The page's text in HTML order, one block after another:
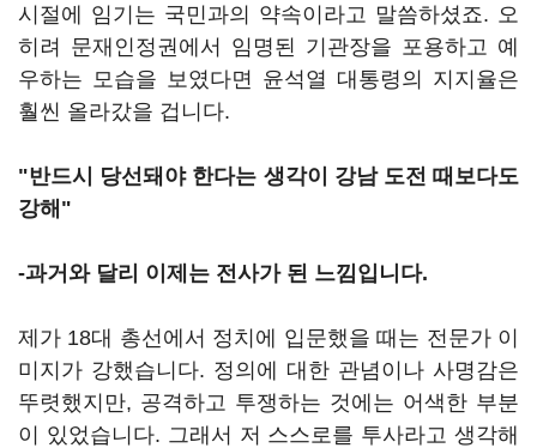
시절에 임기는 국민과의 약속이라고 말씀하셨죠. 오
히려 문재인정권에서 임명된 기관장을 포용하고 예
우하는 모습을 보였다면 윤석열 대통령의 지지율은
훨씬 올라갔을 겁니다.
"반드시 당선돼야 한다는 생각이 강남 도전 때보다도
강해"
-과거와 달리 이제는 전사가 된 느낌입니다.
제가 18대 총선에서 정치에 입문했을 때는 전문가 이
미지가 강했습니다. 정의에 대한 관념이나 사명감은
뚜렷했지만, 공격하고 투쟁하는 것에는 어색한 부분
이 있었습니다. 그래서 저 스스로를 투사라고 생각해